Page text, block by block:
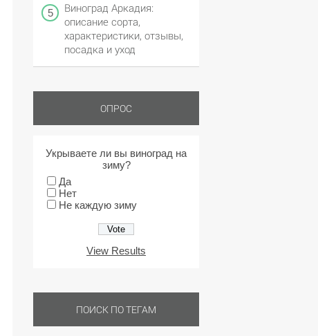
Виноград Аркадия:
описание сорта,
характеристики, отзывы,
посадка и уход
ОПРОС
Укрываете ли вы виноград на
зиму?
Да
Нет
Не каждую зиму
View Results
ПОИСК ПО ТЕГАМ